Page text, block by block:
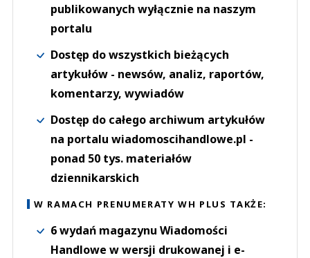
publikowanych wyłącznie na naszym
portalu
Dostęp do wszystkich bieżących
artykułów - newsów, analiz, raportów,
komentarzy, wywiadów
Dostęp do całego archiwum artykułów
na portalu wiadomoscihandlowe.pl -
ponad 50 tys. materiałów
dziennikarskich
W RAMACH PRENUMERATY WH PLUS TAKŻE:
6 wydań magazynu Wiadomości
Handlowe w wersji drukowanej i e-